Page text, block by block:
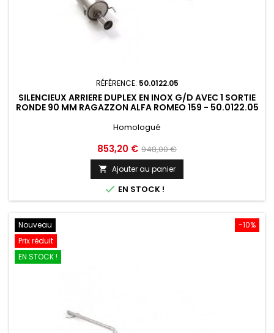
RÉFÉRENCE: 50.0122.05
SILENCIEUX ARRIERE DUPLEX EN INOX G/D AVEC 1 SORTIE
RONDE 90 MM RAGAZZON ALFA ROMEO 159 - 50.0122.05
Homologué
Prix
853,20 € Prix
de
base
948,00 €
 Ajouter au panier
 EN STOCK !
-10%
Nouveau
Prix réduit
EN STOCK !